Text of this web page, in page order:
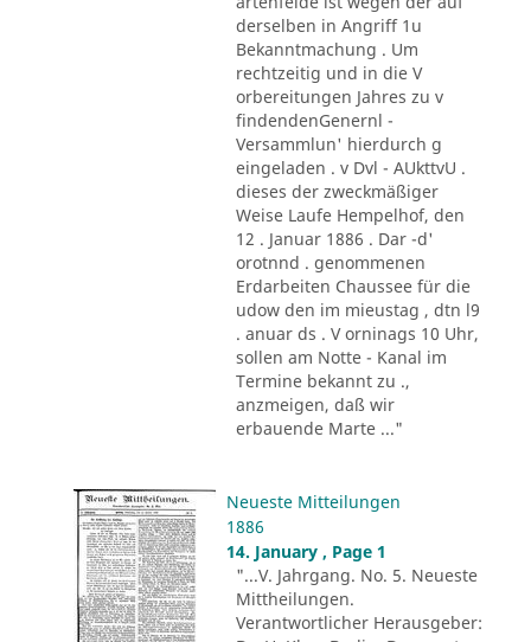
derselben in Angriff 1u
Bekanntmachung . Um
rechtzeitig und in die V
orbereitungen Jahres zu v
findendenGenernl -
Versammlun' hierdurch g
eingeladen . v Dvl - AUkttvU .
dieses der zweckmäßiger
Weise Laufe Hempelhof, den
12 . Januar 1886 . Dar -d'
orotnnd . genommenen
Erdarbeiten Chaussee für die
udow den im mieustag , dtn l9
. anuar ds . V orninags 10 Uhr,
sollen am Notte - Kanal im
Termine bekannt zu .,
anzmeigen, daß wir
erbauende Marte ..."
Neueste Mitteilungen
1886
14. January , Page 1
"...V. Jahrgang. No. 5. Neueste
Mittheilungen.
Verantwortlicher Herausgeber: